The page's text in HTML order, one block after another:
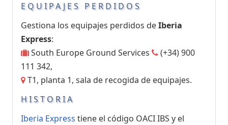
EQUIPAJES PERDIDOS
Gestiona los equipajes perdidos deIberia
Express:
South Europe Ground Services
(+34) 900
111 342,
T1, planta 1, sala de recogida de equipajes.
HISTORIA
Iberia Express tiene el código OACI IBS y el